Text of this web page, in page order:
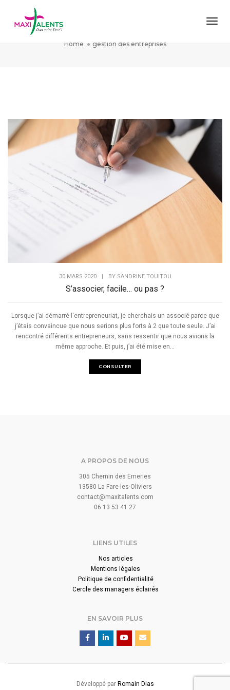
gestion des entreprises
Home gestion des entreprises
30 MARS 2020 | BY SANDRINE TOUITOU
S’associer, facile… ou pas ?
Lorsque j’ai démarré l'entrepreneuriat, je cherchais un associé parce que
j’étais convaincue que nous serions plus forts à 2 que toute seule. J’ai
rencontré différents entrepreneurs, sans ressentir que nous avions la
même approche. Et puis, j’ai été mise en...
CONSULTER
A PROPOS DE NOUS
305 Chemin des Emeries
13580 La Fare-les-Oliviers
contact@maxitalents.com
06 13 53 41 27
LIENS UTILES
Nos articles
Mentions légales
Politique de confidentialité
Cercle des managers éclairés
EN SAVOIR PLUS
Développé par Romain Dias